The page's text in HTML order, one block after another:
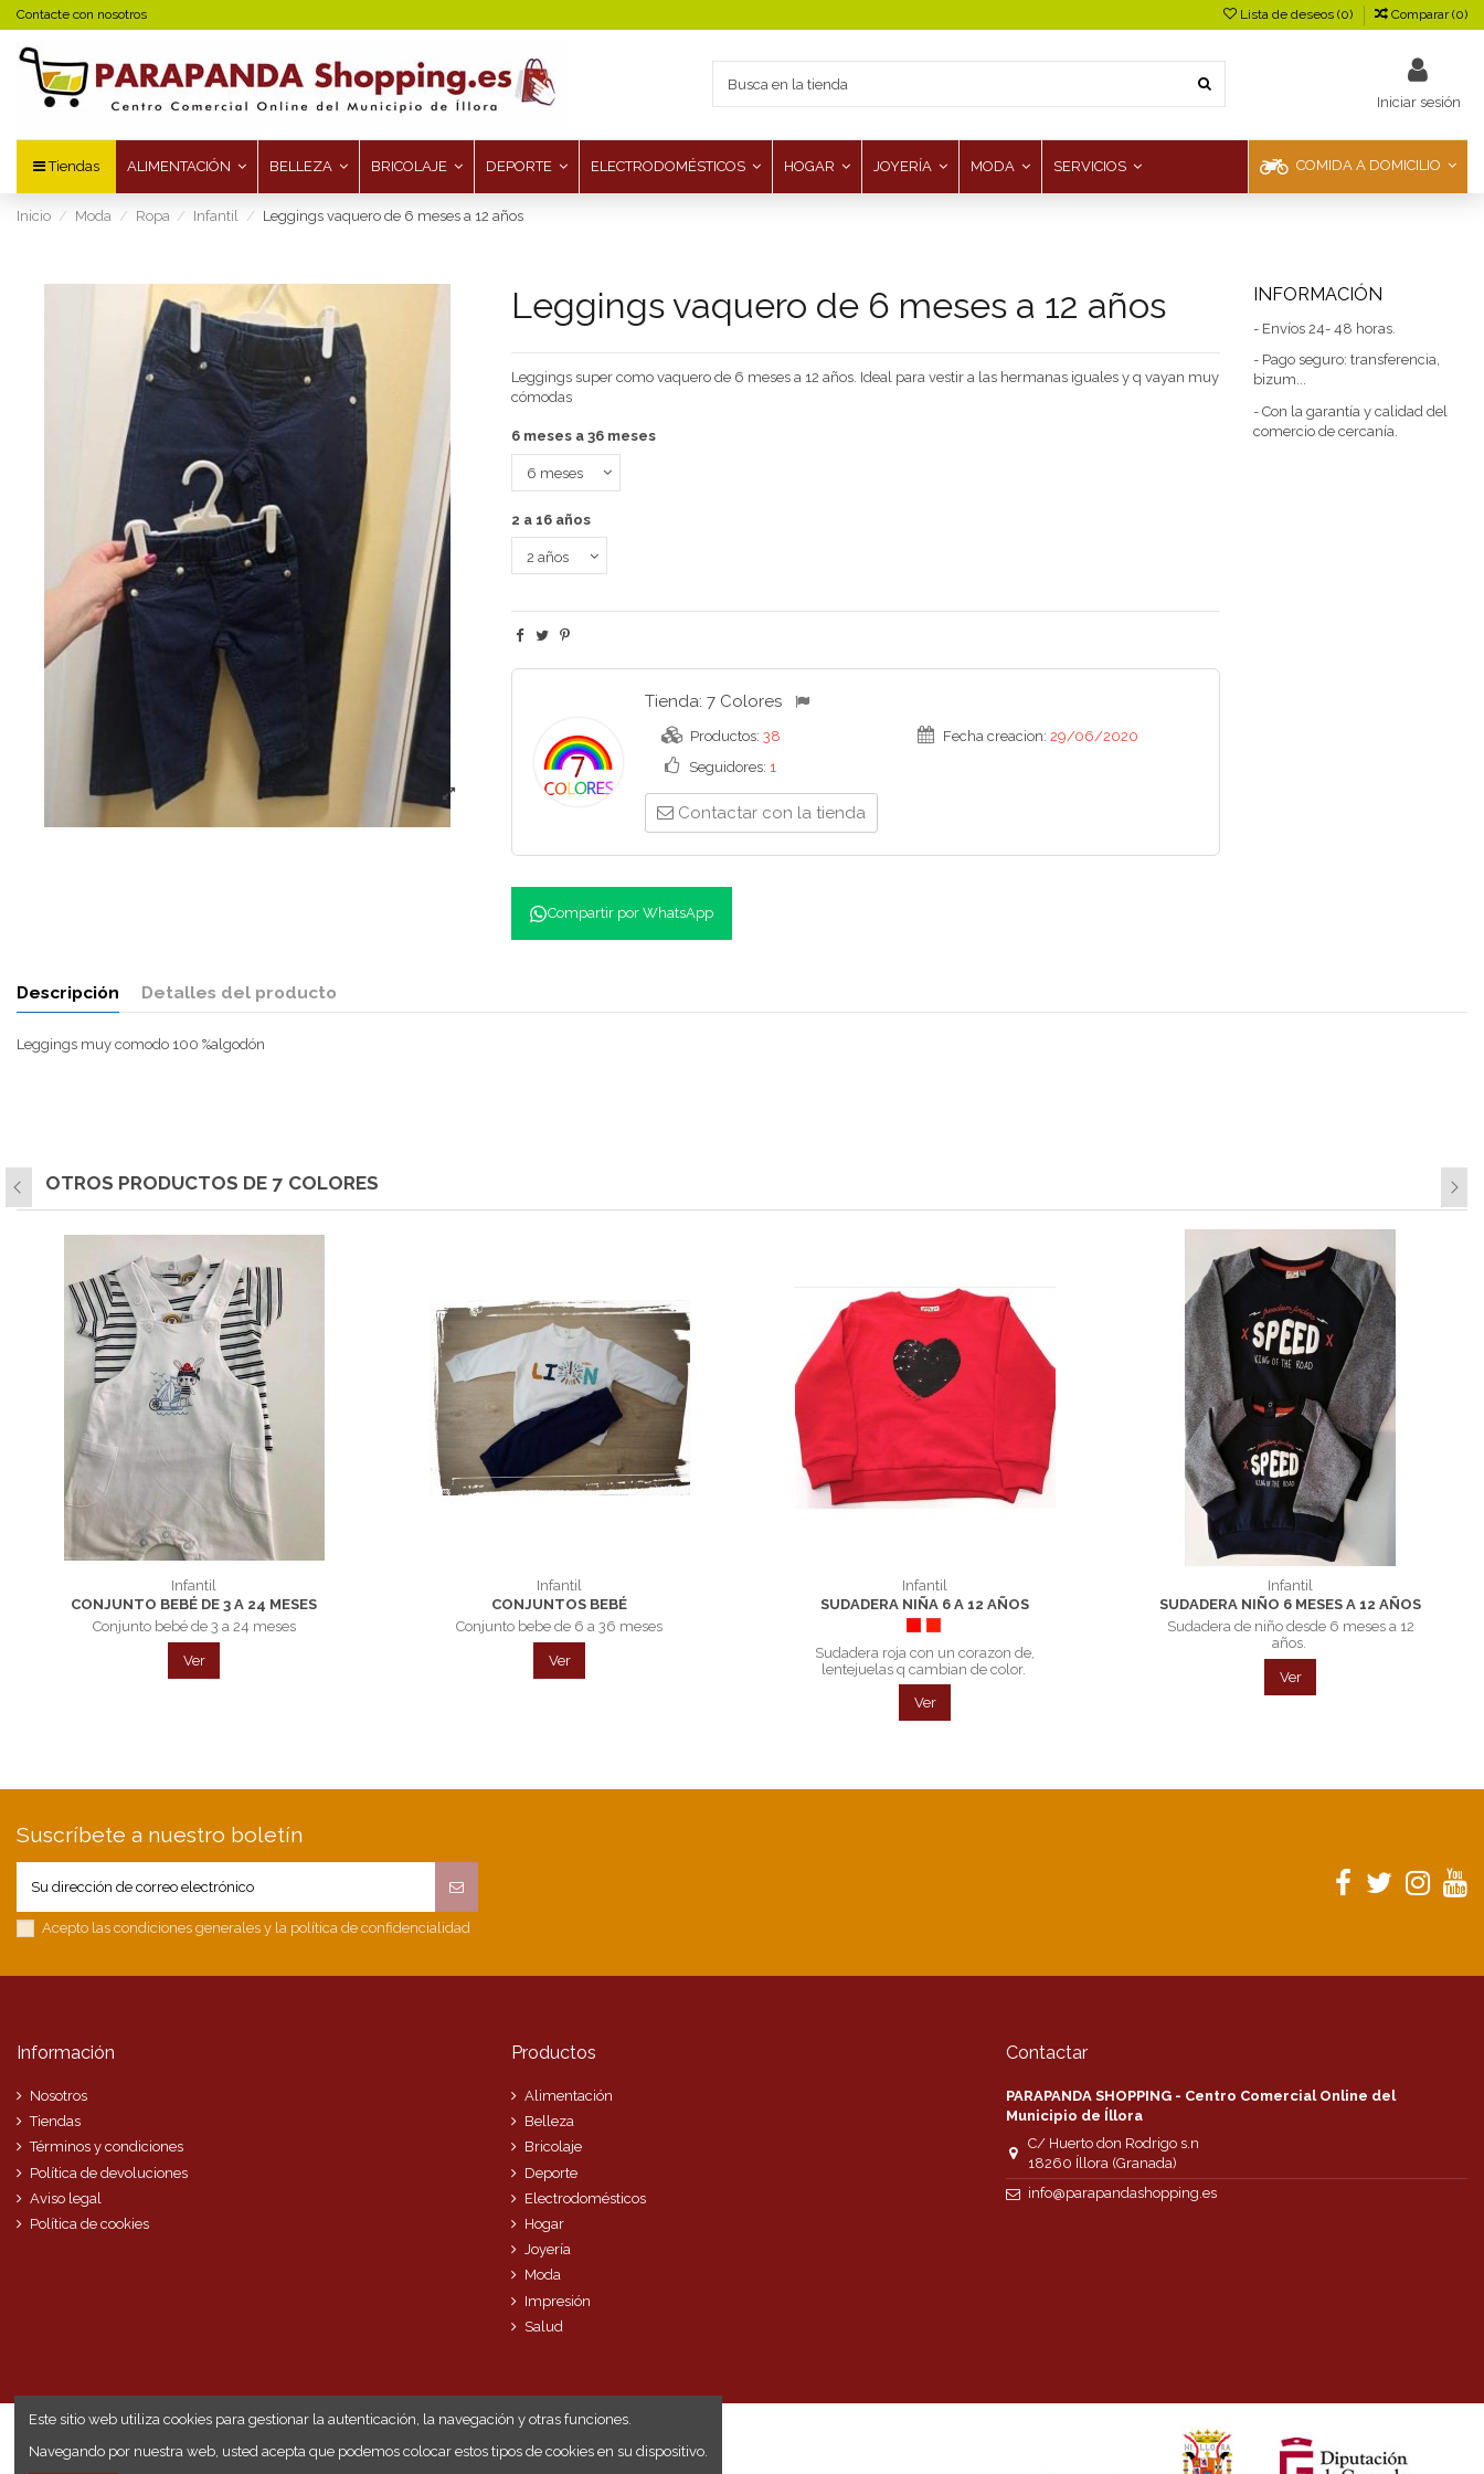
Contacte con nosotros Lista de deseos (0) Comparar (0)
Iniciar sesión
Tiendas ALIMENTACIÓN BELLEZA BRICOLAJE DEPORTE ELECTRODOMÉSTICOS HOGAR JOYERÍA MODA SERVICIOS COMIDA A DOMICILIO
Inicio Moda Ropa Infantil Leggings vaquero de 6 meses a 12 años
Leggings vaquero de 6 meses a 12 años
Leggings super como vaquero de 6 meses a 12 años. Ideal para vestir a las hermanas iguales y q vayan muy
cómodas
6 meses a 36 meses
2 a 16 años
Tienda: 7 Colores
Productos: 38
Seguidores: 1
Fecha creacion: 29/06/2020
Contactar con la tienda
Compartir por WhatsApp
INFORMACIÓN
- Envíos 24- 48 horas.
- Pago seguro: transferencia,
bizum...
- Con la garantía y calidad del
comercio de cercanía.
Descripción Detalles del producto
Leggings muy comodo 100 %algodón
OTROS PRODUCTOS DE 7 COLORES
Infantil
CONJUNTO BEBÉ DE 3 A 24 MESES
Conjunto bebé de 3 a 24 meses
Ver
Infantil
CONJUNTOS BEBÉ
Conjunto bebe de 6 a 36 meses
Ver
Infantil
SUDADERA NIÑA 6 A 12 AÑOS
RojoRojo
Sudadera roja con un corazon de,
lentejuelas q cambian de color.
Ver
Infantil
SUDADERA NIÑO 6 MESES A 12 AÑOS
Sudadera de niño desde 6 meses a 12
años.
Ver
Suscríbete a nuestro boletín
Acepto las condiciones generales y la política de confidencialidad
Información
Nosotros
Tiendas
Términos y condiciones
Política de devoluciones
Aviso legal
Política de cookies
Productos
Alimentación
Belleza
Bricolaje
Deporte
Electrodomésticos
Hogar
Joyería
Moda
Impresión
Salud
Contactar
PARAPANDA SHOPPING - Centro Comercial Online del
Municipio de Íllora
C/ Huerto don Rodrigo s.n
18260 Íllora (Granada)
info@parapandashopping.es
© 2020 Hispanaweb Comunicaciones
Este sitio web utiliza cookies para gestionar la autenticación, la navegación y otras funciones.
Navegando por nuestra web, usted acepta que podemos colocar estos tipos de cookies en su dispositivo.